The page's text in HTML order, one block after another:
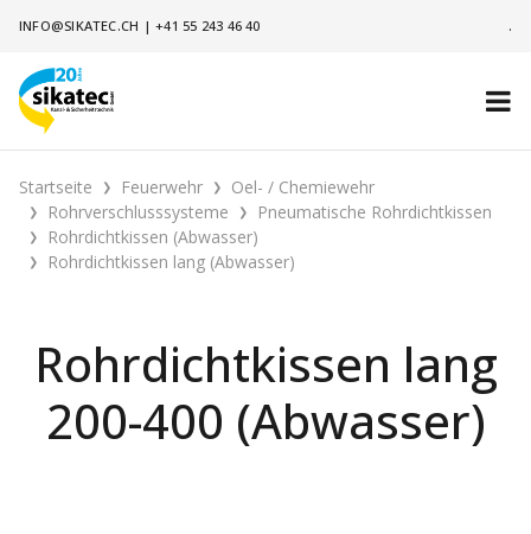
INFO@SIKATEC.CH |+41 55 243 46 40 .
Startseite Feuerwehr
Oel- / Chemiewehr
Rohrverschlusssysteme
Pneumatische Rohrdichtkissen
Rohrdichtkissen (Abwasser)
Rohrdichtkissen lang (Abwasser)
Rohrdichtkissen lang
200-400 (Abwasser)